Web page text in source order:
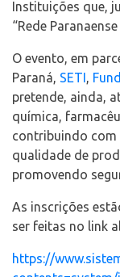
Instituições que,
“Rede
O evento, em
Paraná, SETI,
pretende, ainda,
química,
contribuindo com
qualidade de
promovendo
As inscrições
ser feitas no link
https://